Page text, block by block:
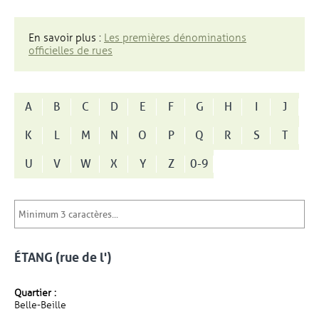
En savoir plus : Les premières dénominations
officielles de rues
A B C D E F G H I
J
K
L M N O P Q R S
T
U
V W X Y Z 0-9
ÉTANG (rue de l')
Quartier :
Belle-Beille